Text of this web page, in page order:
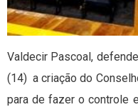
Valdecir Pascoal,
(14) a criação do
para de fazer o controle